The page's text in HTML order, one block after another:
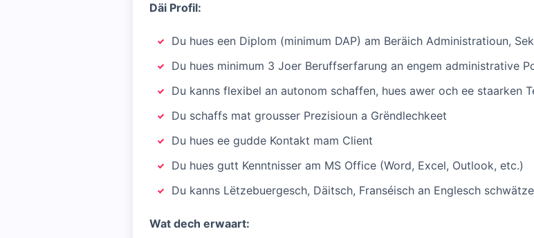
Däi Profil:
Du hues een Diplom (minimum DAP) am Beräich Administratioun,
Du hues minimum 3 Joer Beruffserfarung an engem administrative
Du kanns flexibel an autonom schaffen, hues awer och ee staarken
Du schaffs mat grousser Prezisioun a Grëndlechkeet
Du hues ee gudde Kontakt mam Client
Du hues gutt Kenntnisser am MS Office (Word, Excel, Outlook, etc.)
Du kanns Lëtzebuergesch, Däitsch, Franséisch an Englesch
Wat dech erwaart: